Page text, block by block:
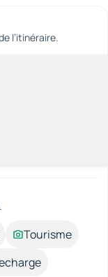
l’itinéraire.
Tourisme